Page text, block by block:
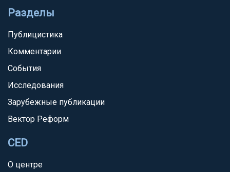
Разделы
Публицистика
Комментарии
События
Исследования
Зарубежные публикации
Вектор Реформ
CED
О центре